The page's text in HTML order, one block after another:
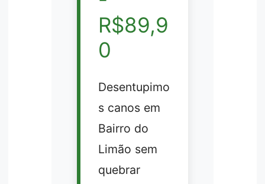
R$89,9
0
Desentupimo
s canos em
Bairro do
Limão sem
quebrar